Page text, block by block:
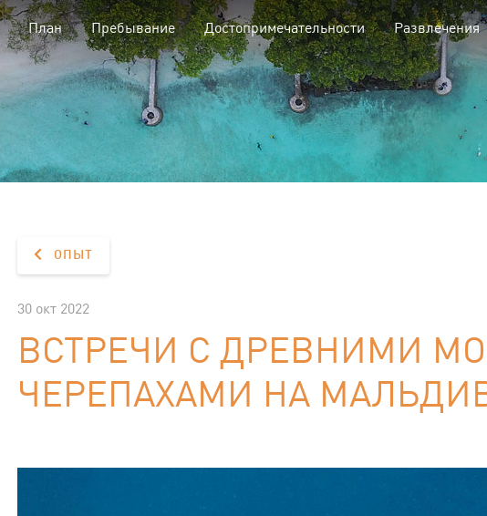
План Пребывание Достопримечательности Развлечения
ОПЫТ
30 окт 2022
ВСТРЕЧИ С ДРЕВНИМИ
ЧЕРЕПАХАМИ НА